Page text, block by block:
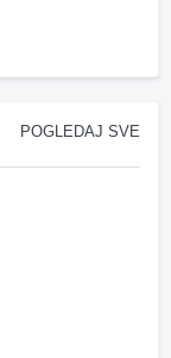
POGLEDAJ SVE